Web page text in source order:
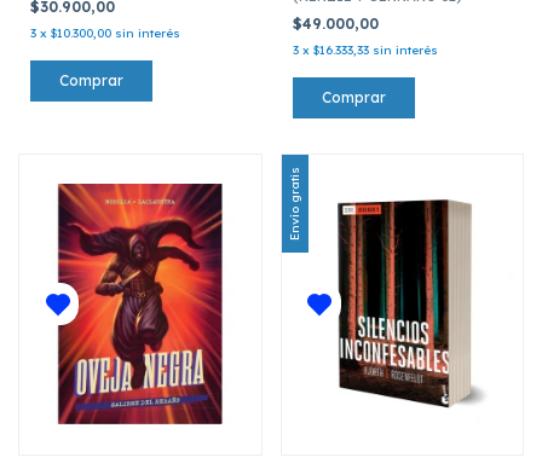
$30.900,00
3 x $10.300,00 sin interés
$49.000,00
3 x $16.333,33 sin interés
Envío gratis